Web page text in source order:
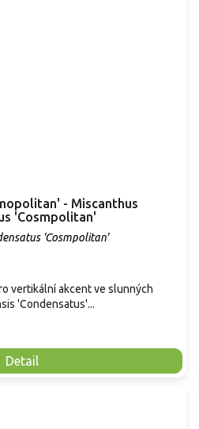
- Miscanthus
'Cosmpolitan'
'Cosmpolitan'
Detail
vertikální akcent ve slunných
'Condensatus'...